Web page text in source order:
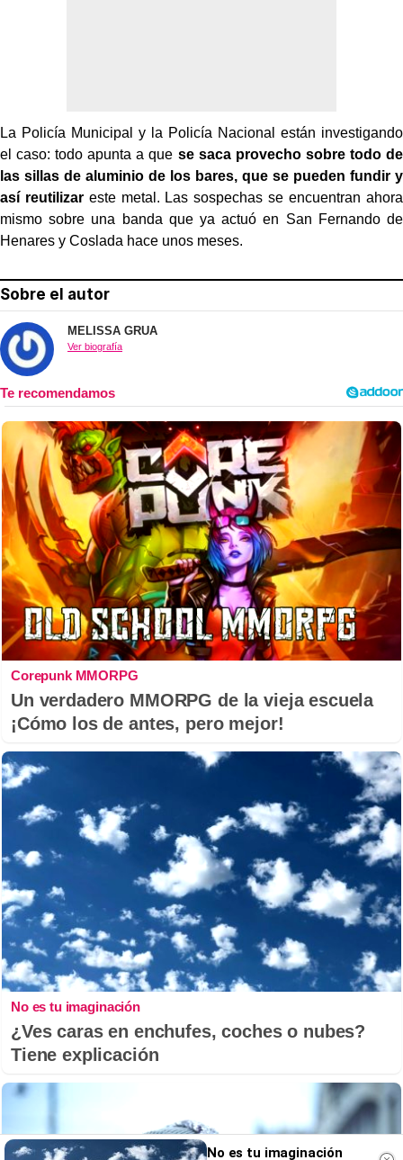
La Policía Municipal y la Policía Nacional están investigando
el caso: todo apunta a que se saca provecho sobre todo de
las sillas de aluminio de los bares, que se pueden fundir y
así reutilizareste metal. Las sospechas se encuentran ahora
mismo sobre una banda que ya actuó en San Fernando de
Henares y Coslada hace unos meses.
Sobre el autor
MELISSA GRUA
Ver biografía
Corepunk MMORPG
Un verdadero MMORPG de la vieja escuela
¡Cómo los de antes, pero mejor!
No es tu imaginación
¿Ves caras en enchufes, coches o nubes?
Tiene explicación
No es tu imaginación